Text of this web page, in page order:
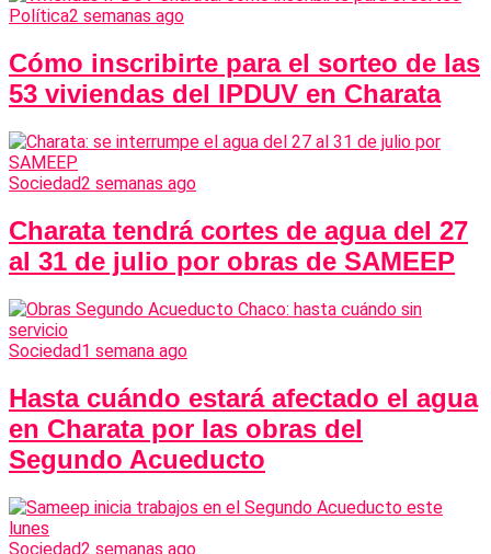
Política2 semanas ago
Cómo inscribirte para el sorteo de las
53 viviendas del IPDUV en Charata
Sociedad2 semanas ago
Charata tendrá cortes de agua del 27
al 31 de julio por obras de SAMEEP
Sociedad1 semana ago
Hasta cuándo estará afectado el agua
en Charata por las obras del
Segundo Acueducto
Sociedad2 semanas ago